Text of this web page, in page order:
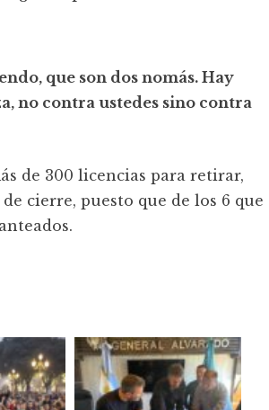
que son dos nomás. Hay
no contra ustedes sino contra
de 300 licencias para retirar,
cierre, puesto que de los 6 que